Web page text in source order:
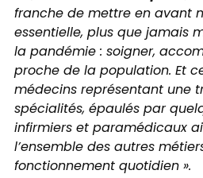
franche de mettre en avant
essentielle, plus que jamais
la pandémie : soigner,
proche de la population. Et
médecins représentant une
spécialités, épaulés par
infirmiers et paramédicaux
l’ensemble des autres
fonctionnement quotidien ».